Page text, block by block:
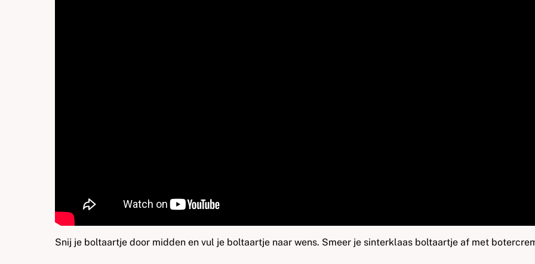
Snij je boltaartje door midden en vul je boltaartje naar wens. Smeer je sinterklaas boltaartje af met